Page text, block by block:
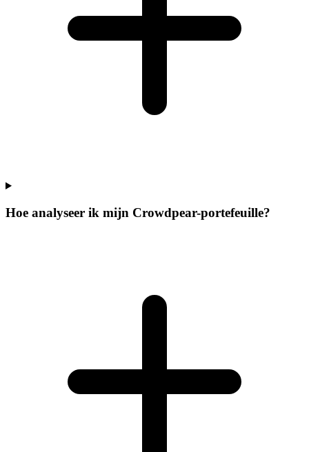
Hoe analyseer ik mijn Crowdpear-portefeuille?